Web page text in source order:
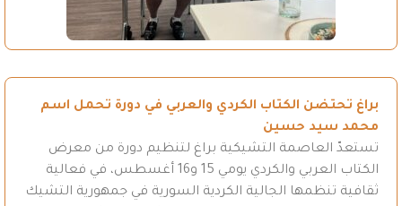
براغ تحتضن الكتاب الكردي والعربي في دورة تحمل اسم
محمد سيد حسين
تستعدّ العاصمة التشيكية براغ لتنظيم دورة من معرض
الكتاب العربي والكردي يومي 15 و16 أغسطس، في فعالية
ثقافية تنظمها الجالية الكردية السورية في جمهورية التشيك